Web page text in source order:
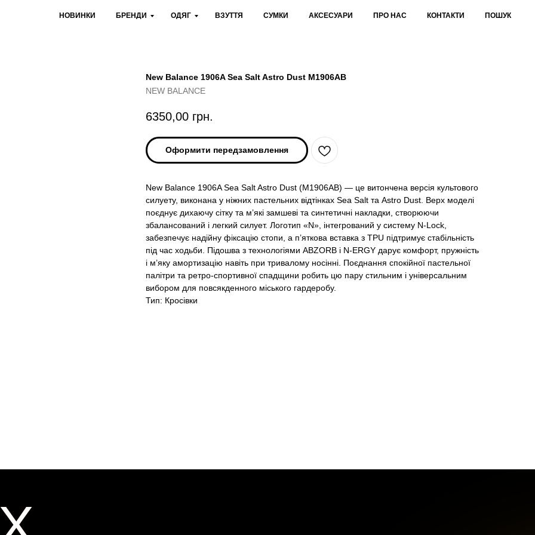
НОВИНКИ БРЕНДИ ОДЯГ ВЗУТТЯ СУМКИ АКСЕСУАРИ ПРО НАС КОНТАКТИ ПОШУК
New Balance 1906A Sea Salt Astro Dust M1906AB
NEW BALANCE
6350,00 грн.
Оформити передзамовлення
New Balance 1906A Sea Salt Astro Dust (M1906AB) — це витончена версія культового
силуету, виконана у ніжних пастельних відтінках Sea Salt та Astro Dust. Верх моделі
поєднує дихаючу сітку та м’які замшеві та синтетичні накладки, створюючи
збалансований і легкий силует. Логотип «N», інтегрований у систему N-Lock,
забезпечує надійну фіксацію стопи, а п’яткова вставка з TPU підтримує стабільність
під час ходьби. Підошва з технологіями ABZORB і N-ERGY дарує комфорт, пружність
і м’яку амортизацію навіть при тривалому носінні. Поєднання спокійної пастельної
палітри та ретро-спортивної спадщини робить цю пару стильним і універсальним
вибором для повсякденного міського гардеробу.
Тип: Кросівки